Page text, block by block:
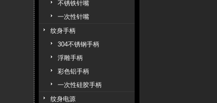
不锈铁针嘴
一次性针嘴
纹身手柄
304不锈钢手柄
浮雕手柄
彩色铝手柄
一次性硅胶手柄
纹身电源